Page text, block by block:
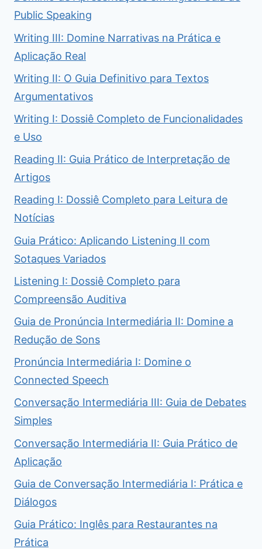
Public Speaking
Writing III: Domine Narrativas na Prática e
Aplicação Real
Writing II: O Guia Definitivo para Textos
Argumentativos
Writing I: Dossiê Completo de Funcionalidades
e Uso
Reading II: Guia Prático de Interpretação de
Artigos
Reading I: Dossiê Completo para Leitura de
Notícias
Guia Prático: Aplicando Listening II com
Sotaques Variados
Listening I: Dossiê Completo para
Compreensão Auditiva
Guia de Pronúncia Intermediária II: Domine a
Redução de Sons
Pronúncia Intermediária I: Domine o
Connected Speech
Conversação Intermediária III: Guia de Debates
Simples
Conversação Intermediária II: Guia Prático de
Aplicação
Guia de Conversação Intermediária I: Prática e
Diálogos
Guia Prático: Inglês para Restaurantes na
Prática